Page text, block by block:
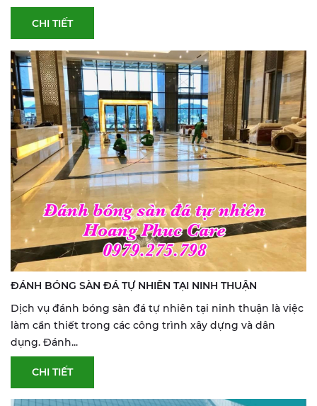
CHI TIẾT
ĐÁNH BÓNG SÀN ĐÁ TỰ NHIÊN TẠI NINH THUẬN
Dịch vụ đánh bóng sàn đá tự nhiên tại ninh thuận là việc
làm cần thiết trong các công trình xây dựng và dân
dụng. Đánh...
CHI TIẾT